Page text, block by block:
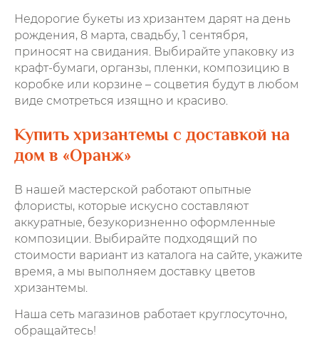
Недорогие букеты из хризантем дарят на день
рождения, 8 марта, свадьбу, 1 сентября,
приносят на свидания. Выбирайте упаковку из
крафт-бумаги, органзы, пленки, композицию в
коробке или корзине – соцветия будут в любом
виде смотреться изящно и красиво.
Купить хризантемы с доставкой на
дом в «Оранж»
В нашей мастерской работают опытные
флористы, которые искусно составляют
аккуратные, безукоризненно оформленные
композиции. Выбирайте подходящий по
стоимости вариант из каталога на сайте, укажите
время, а мы выполняем доставку цветов
хризантемы.
Наша сеть магазинов работает круглосуточно,
обращайтесь!